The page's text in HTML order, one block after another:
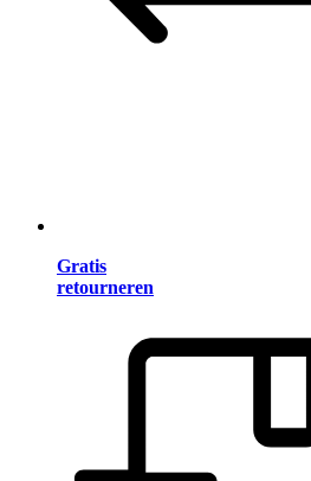
Gratis
retourneren